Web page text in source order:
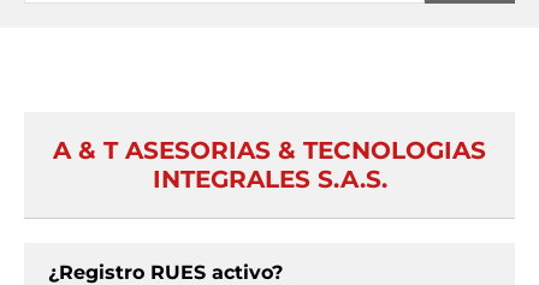
A & T ASESORIAS & TECNOLOGIAS
INTEGRALES S.A.S.
¿Registro RUES activo?